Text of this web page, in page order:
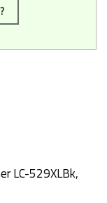
?
LC-529XLBk,